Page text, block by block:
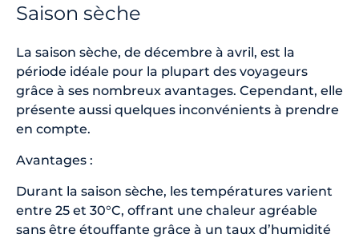
Saison sèche
La saison sèche, de décembre à avril, est la
période idéale pour la plupart des voyageurs
grâce à ses nombreux avantages. Cependant, elle
présente aussi quelques inconvénients à prendre
en compte.
Avantages :
Durant la saison sèche, les températures varient
entre 25 et 30°C, offrant une chaleur agréable
sans être étouffante grâce à un taux d’humidité